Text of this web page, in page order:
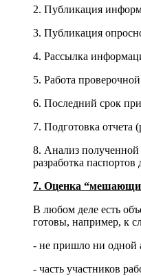
2. Публикация
3. Публикация
4. Рассылка
5. Работа
6. Последний срок
7. Подготовка отчета
8. Анализ
разработка
7. Оценка
В любом деле есть
готовы, например, к
- не пришло ни одной
- часть участников